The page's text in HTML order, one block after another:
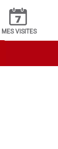
MES VISITES